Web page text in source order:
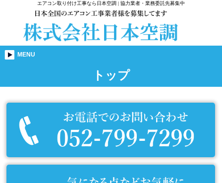
エアコン取り付け工事なら日本空調 | 協力業者・業務委託先募集中
MENU
トップ